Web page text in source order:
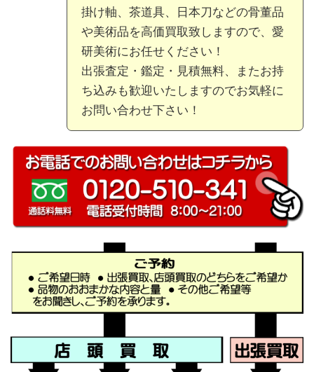
掛け軸、茶道具、日本刀などの骨董品
や美術品を高価買取致しますので、愛
研美術にお任せください！
出張査定・鑑定・見積無料、またお持
ち込みも歓迎いたしますのでお気軽に
お問い合わせ下さい！